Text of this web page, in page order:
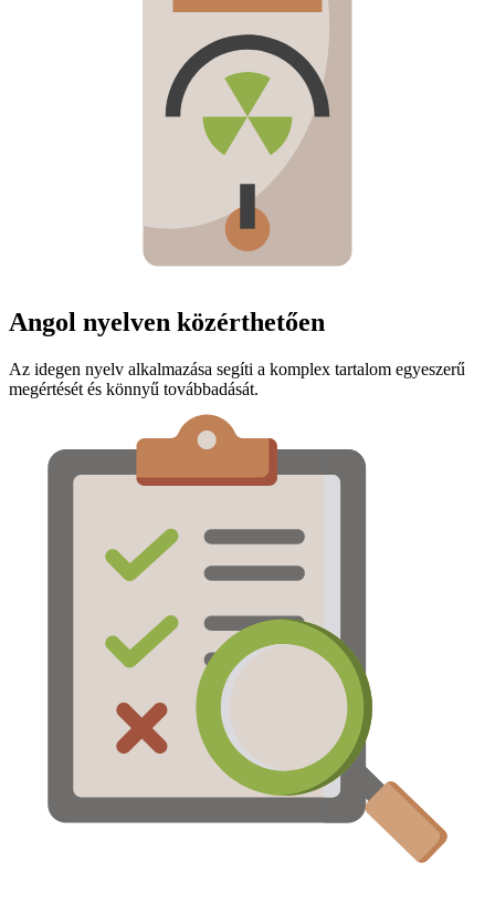
Angol nyelven közérthetően
Az idegen nyelv alkalmazása segíti a komplex tartalom egyeszerű
megértését és könnyű továbbadását.